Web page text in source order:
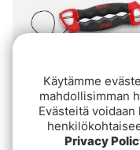
Isdubb Rapala Pro
Käytämme
mahdollisimman
Evästeitä
Privacy